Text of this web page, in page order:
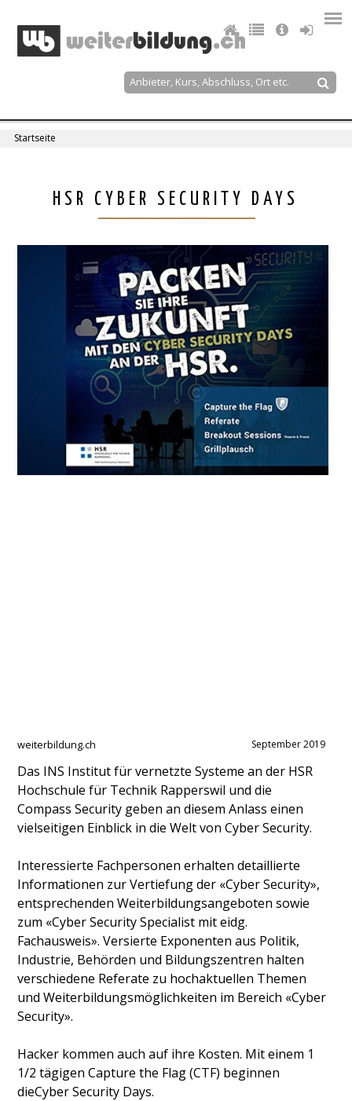
navigation
Suche
Startseite
HSR CYBER SECURITY DAYS
weiterbildung.ch September 2019
Das INS Institut für vernetzte Systeme an der HSR
Hochschule für Technik Rapperswil und die
Compass Security geben an diesem Anlass einen
vielseitigen Einblick in die Welt von Cyber Security.
Interessierte Fachpersonen erhalten detaillierte
Informationen zur Vertiefung der «Cyber Security»,
entsprechenden Weiterbildungsangeboten sowie
zum «Cyber Security Specialist mit eidg.
Fachausweis». Versierte Exponenten aus Politik,
Industrie, Behörden und Bildungszentren halten
verschiedene Referate zu hochaktuellen Themen
und Weiterbildungsmöglichkeiten im Bereich «Cyber
Security».
Hacker kommen auch auf ihre Kosten. Mit einem 1
1/2 tägigen Capture the Flag (CTF) beginnen
dieCyber Security Days.